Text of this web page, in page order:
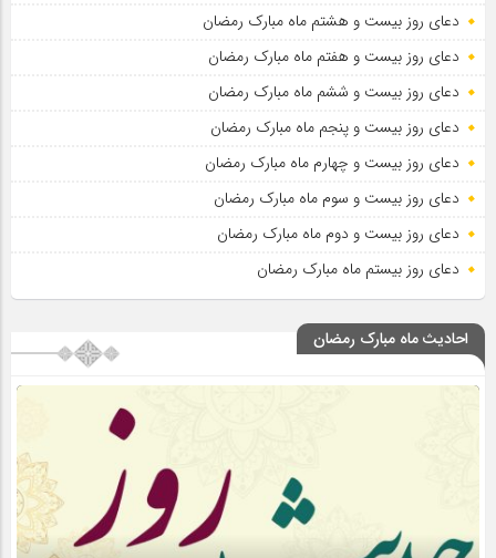
دعای روز بیست و هشتم ماه مبارک رمضان
دعای روز بیست و هفتم ماه مبارک رمضان
دعای روز بیست و ششم ماه مبارک رمضان
دعای روز بیست و پنجم ماه مبارک رمضان
دعای روز بیست و چهارم ماه مبارک رمضان
دعای روز بیست و سوم ماه مبارک رمضان
دعای روز بیست و دوم ماه مبارک رمضان
دعای روز بیستم ماه مبارک رمضان
احادیث ماه مبارک رمضان